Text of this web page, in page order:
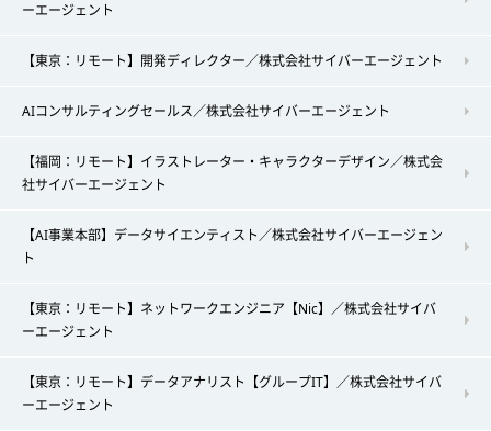
ーエージェント
【東京：リモート】開発ディレクター／株式会社サイバーエージェント
AIコンサルティングセールス／株式会社サイバーエージェント
【福岡：リモート】イラストレーター・キャラクターデザイン／株式会
社サイバーエージェント
【AI事業本部】データサイエンティスト／株式会社サイバーエージェン
ト
【東京：リモート】ネットワークエンジニア【Nic】／株式会社サイバ
ーエージェント
【東京：リモート】データアナリスト【グループIT】／株式会社サイバ
ーエージェント